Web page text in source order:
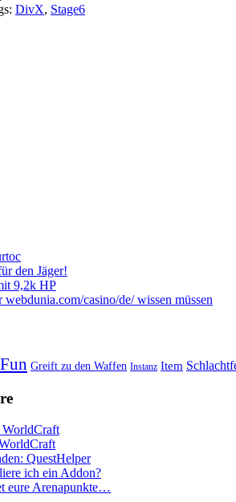
DivX, Stage6
den Jäger!
9,2k HP
casino/de/ wissen müssen
Fun Greift zu den Waffen Instanz Item
QuestHelper
ich ein Addon?
eure Arenapunkte…